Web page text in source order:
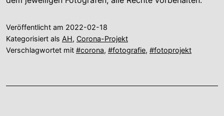
Veröffentlicht am 2022-02-18
Kategorisiert als AH, Corona-Projekt
Verschlagwortet mit #corona, #fotografie, #fotoprojekt